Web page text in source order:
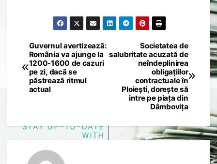
Post
navigation
Societatea de
salubritate acuzată de
neîndeplinirea
obligațiilor
contractuale în
Ploiești, dorește să
intre pe piața din
Dâmbovița
Guvernul avertizează:
România va ajunge la
1200-1600 de cazuri
pe zi, dacă se
păstrează ritmul
actual